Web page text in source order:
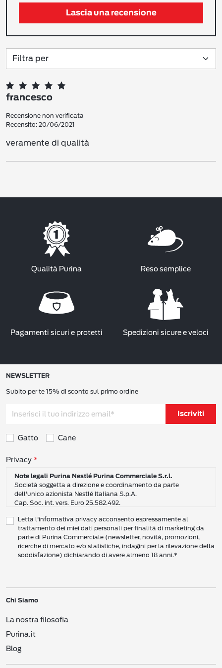
Lascia una recensione
francesco
Recensione non verificata
Recensito: 20/06/2021
veramente di qualità
Qualità Purina Reso semplice
Pagamenti sicuri e protetti Spedizioni sicure e veloci
NEWSLETTER
Subito per te 15% di sconto sul primo ordine
Iscriviti
Gatto Cane
Consensi sulla privacy
Privacy
Note legali Purina Nestlé Purina Commerciale S.r.l.
Società soggetta a direzione e coordinamento da parte
dell'unico azionista Nestlé Italiana S.p.A.
Cap. Soc. int. vers. Euro 25.582.492.
6 - 20057 Assago (Mi)
Tel.: +39 02 8181 1
Codice Fiscale e Partita I.V.A. 10805410965
PEC: pur.it@pec.it
(“Informativa”) per conoscere le nostre politiche e pratiche relative ai vostri Dati
Questa Informativa vale per i singoli individui che interagiscono con i servizi di
Nestlé come consumatori (‘voi’). L’Informativa spiega come vengono raccolti,
“Noi”, Ci”). Spiega inoltre come potete accedere ai vostri Dati Personali per
Letta l'informativa privacy acconsento espressamente al
trattamento dei miei dati personali per finalità di marketing da
parte di Purina Commerciale (newsletter, novità, promozioni,
ricerche di mercato e/o statistiche, indagini per la rilevazione della
soddisfazione) dichiarando di avere almeno 18 anni.*
Chi Siamo
La nostra filosofia
Purina.it
Blog